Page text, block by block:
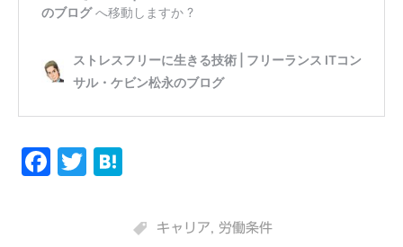
F
T
キャリア, 労働条件